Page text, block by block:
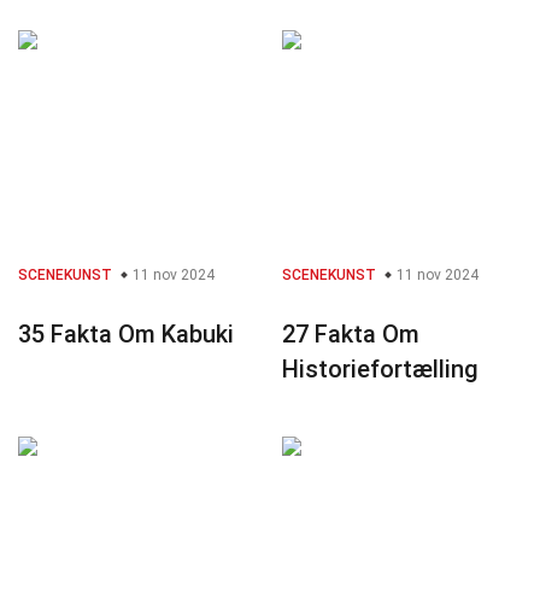
SCENEKUNST 11 nov 2024
35 Fakta Om Kabuki
SCENEKUNST 11 nov 2024
27 Fakta Om
Historiefortælling